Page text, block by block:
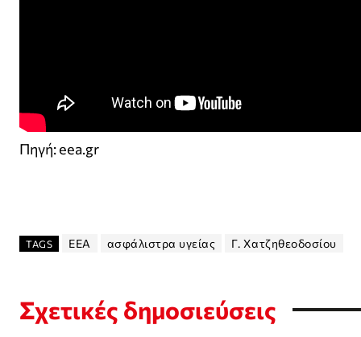
Πηγή: eea.gr
TAGS EEA ασφάλιστρα υγείας Γ. Χατζηθεοδοσίου
Σχετικές δημοσιεύσεις